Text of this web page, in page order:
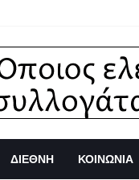
ΔΙΕΘΝΗ ΚΟΙΝΩΝΙΑ